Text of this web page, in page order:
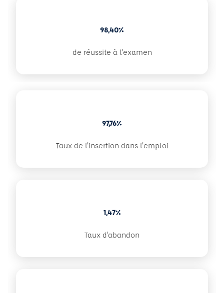
98,40%
de réussite à l'examen
97,76%
Taux de l'insertion dans l'emploi
1,47%
Taux d'abandon